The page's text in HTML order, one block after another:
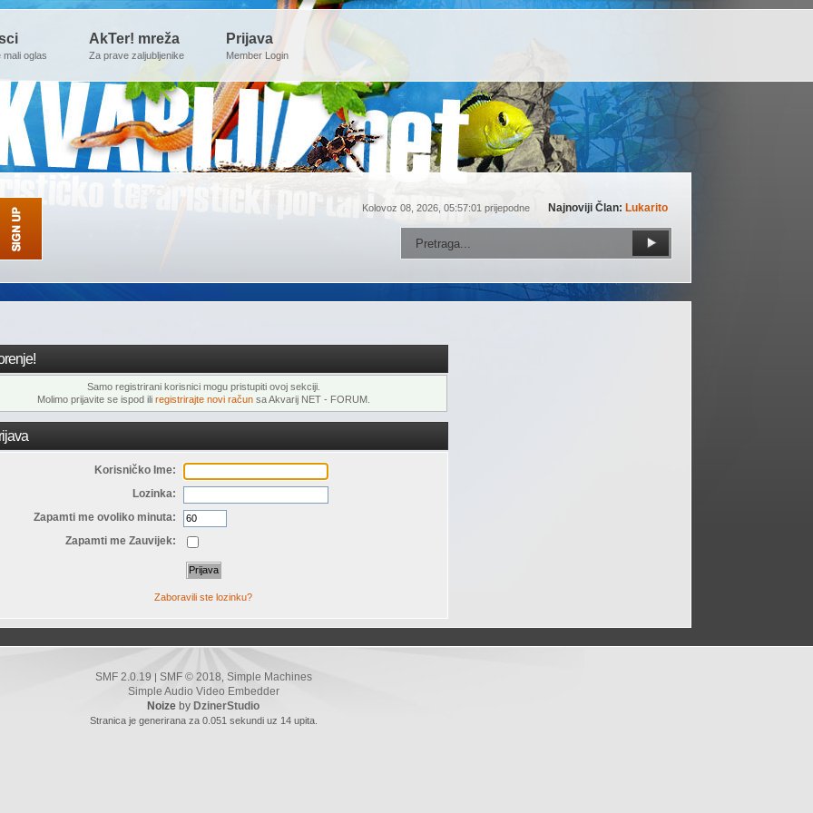
mali oglas
AkTer! mreža
Za prave zaljubljenike
Prijava
Member Login
Kolovoz 08, 2026, 05:57:01 prijepodne Najnoviji Član: Lukarito
Samo registrirani korisnici mogu pristupiti ovoj sekciji.
Molimo prijavite se ispod ili registrirajte novi računsa Akvarij NET - FORUM.
Korisničko Ime:
Lozinka:
Zapamti me ovoliko minuta:
Zapamti me Zauvijek:
Zaboravili ste lozinku?
SMF 2.0.19 SMF © 2018 Simple Machines
Simple Audio Video Embedder
Noize by DzinerStudio
Stranica je generirana za 0.051 sekundi uz 14 upita.